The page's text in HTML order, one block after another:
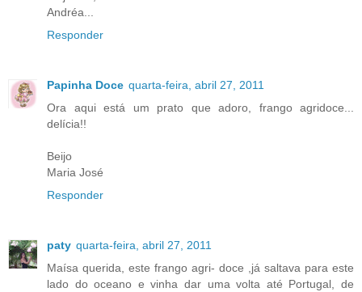
Andréa...
Responder
Papinha Doce quarta-feira, abril 27, 2011
Ora aqui está um prato que adoro, frango agridoce...
delícia!!
Beijo
Maria José
Responder
paty quarta-feira, abril 27, 2011
Maísa querida, este frango agri- doce ,já saltava para este
lado do oceano e vinha dar uma volta até Portugal, de